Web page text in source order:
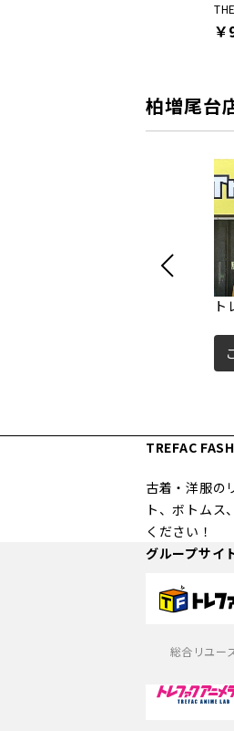
柏増尾台
ト
TREFAC
古着・洋服の
ト、ボトムス
ください！
グループサイ
総合リユー